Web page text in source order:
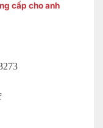
cấp cho anh